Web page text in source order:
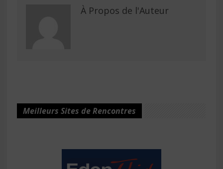
À Propos de l'Auteur
Meilleurs Sites de Rencontres